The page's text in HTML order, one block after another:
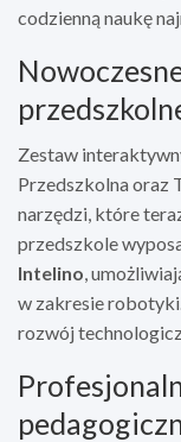
codzienną naukę
Zestaw
Przedszkolna oraz
narzędzi, które
przedszkole
Intelino,
w zakresie
rozwój